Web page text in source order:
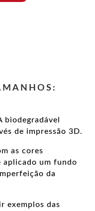
biodegradável
de impressão 3D.
as cores
aplicado um fundo
da
exemplos das